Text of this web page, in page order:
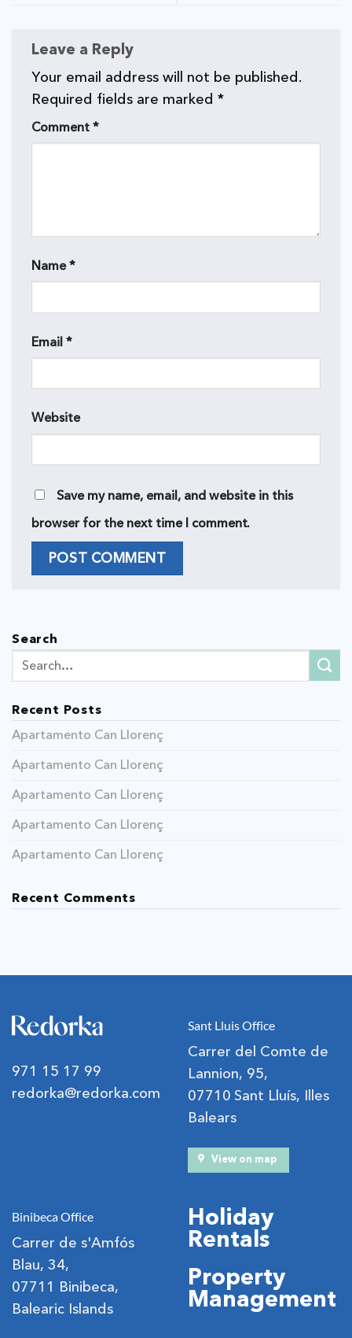
Leave a Reply
Your email address will not be published.
Required fields are marked *
Comment*
Name*
Email*
Website
Save my name, email, and website in this
browser for the next time I comment.
Search
Recent Posts
Apartamento Can Llorenç
Apartamento Can Llorenç
Apartamento Can Llorenç
Apartamento Can Llorenç
Apartamento Can Llorenç
Recent Comments
971 15 17 99
redorka@redorka.com
Sant Lluis Office
Carrer del Comte de
Lannion, 95,
07710 Sant Lluís, Illes
Balears
View on map
Binibeca Office
Carrer de s'Amfós
Blau, 34,
07711 Binibeca,
Balearic Islands
Holiday
Rentals
Property
Management